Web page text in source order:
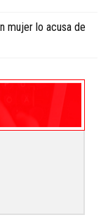
mujer lo acusa de